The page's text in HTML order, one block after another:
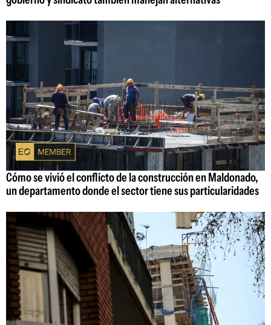
Cómo se vivió el conflicto de la construcción en Maldonado,
un departamento donde el sector tiene sus particularidades